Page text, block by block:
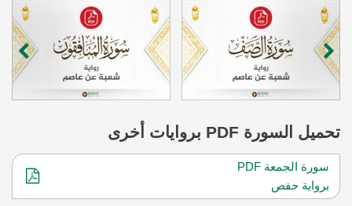
تحميل السورة
سورة الجمعة PDF
برواية حفص